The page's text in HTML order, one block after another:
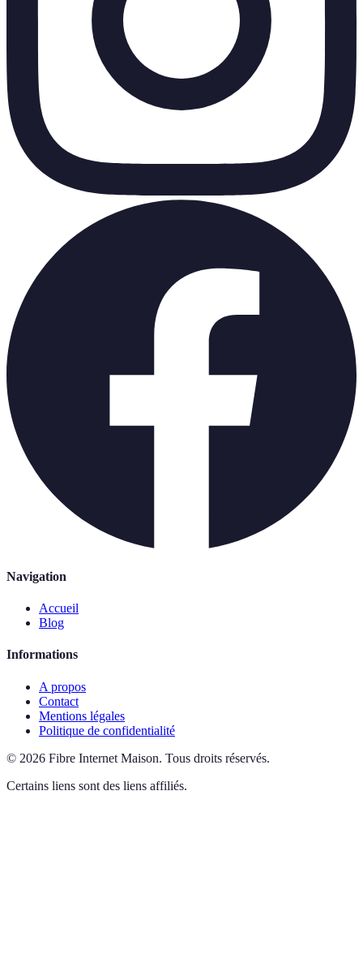
Navigation
Accueil
Blog
Informations
A propos
Contact
Mentions légales
Politique de confidentialité
© 2026 Fibre Internet Maison. Tous droits réservés.
Certains liens sont des liens affiliés.